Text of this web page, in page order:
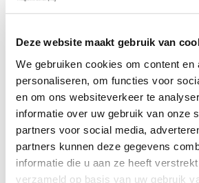
Deze website maakt gebruik van
We gebruiken cookies om content en
personaliseren, om functies voor
en om ons websiteverkeer te
informatie over uw gebruik van onze
partners voor social media,
partners kunnen deze gegevens
informatie die u aan ze heeft
verzameld op basis van uw gebruik